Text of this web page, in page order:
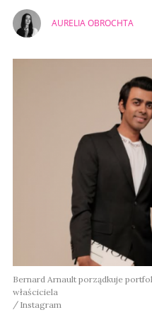
AURELIA OBROCHTA
Bernard Arnault porządkuje
właściciela
Instagram